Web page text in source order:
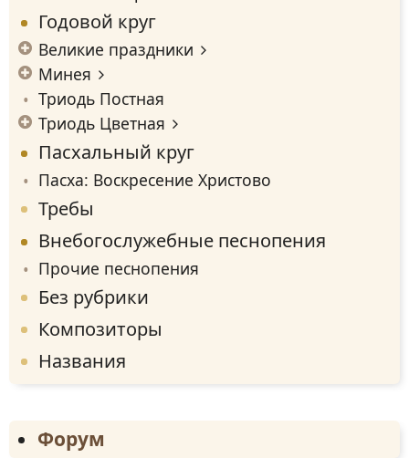
Годовой круг
Великие праздники
Минея
Триодь Постная
Триодь Цветная
Пасхальный круг
Пасха: Воскресение Христово
Требы
Внебогослужебные песнопения
Прочие песнопения
Без рубрики
Композиторы
Названия
Форум